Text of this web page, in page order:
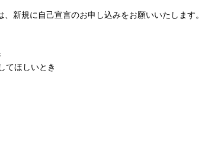
新規に自己宣言のお申し込みをお願いいたします。
てほしいとき